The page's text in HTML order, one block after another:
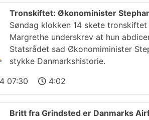
Tronskiftet: Økonominister
Søndag klokken 14 skete
Margrethe underskrev at hun
Statsrådet sad Økonomiminister
stykke Danmarkshistorie.
07:30
4:02
Britt fra Grindsted er Danmarks